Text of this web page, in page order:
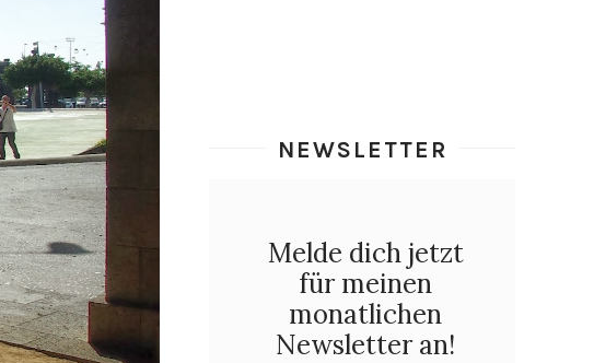
NEWSLETTER
Melde dich jetzt
für meinen
monatlichen
Newsletter an!